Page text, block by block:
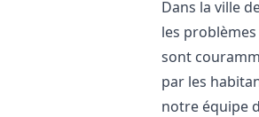
Dans la ville
les
sont
par les
notre équipe